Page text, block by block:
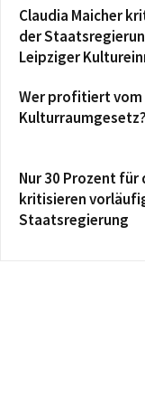
Claudia Maicher
der
Leipziger
Wer profitiert vom
Kulturraumgesetz?
Nur 30 Prozent für
kritisieren
Staatsregierung